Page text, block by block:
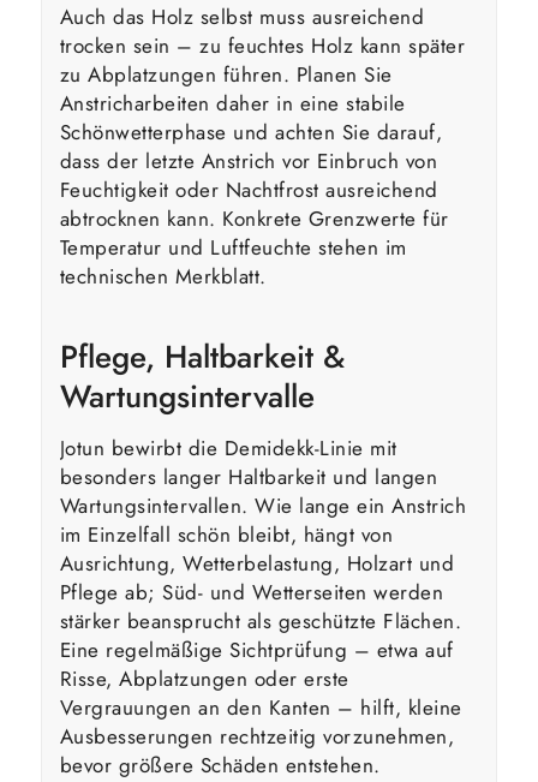
Auch das Holz selbst muss ausreichend
trocken sein – zu feuchtes Holz kann später
zu Abplatzungen führen. Planen Sie
Anstricharbeiten daher in eine stabile
Schönwetterphase und achten Sie darauf,
dass der letzte Anstrich vor Einbruch von
Feuchtigkeit oder Nachtfrost ausreichend
abtrocknen kann. Konkrete Grenzwerte für
Temperatur und Luftfeuchte stehen im
technischen Merkblatt.
Pflege, Haltbarkeit &
Wartungsintervalle
Jotun bewirbt die Demidekk-Linie mit
besonders langer Haltbarkeit und langen
Wartungsintervallen. Wie lange ein Anstrich
im Einzelfall schön bleibt, hängt von
Ausrichtung, Wetterbelastung, Holzart und
Pflege ab; Süd- und Wetterseiten werden
stärker beansprucht als geschützte Flächen.
Eine regelmäßige Sichtprüfung – etwa auf
Risse, Abplatzungen oder erste
Vergrauungen an den Kanten – hilft, kleine
Ausbesserungen rechtzeitig vorzunehmen,
bevor größere Schäden entstehen.